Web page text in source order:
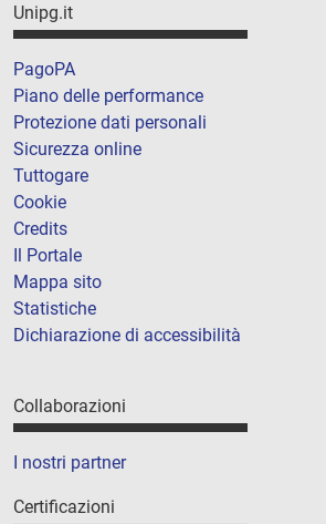
Unipg.it
PagoPA
Piano delle performance
Protezione dati personali
Sicurezza online
Tuttogare
Cookie
Credits
Il Portale
Mappa sito
Statistiche
Dichiarazione di accessibilità
Collaborazioni
I nostri partner
Certificazioni